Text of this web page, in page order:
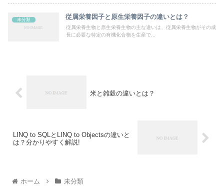
未分類 従属栄養因子と原生栄養因子の違いとは？
従属栄養生物と原生栄養生物の主な違いは、従属栄養生物がその成
長に必要な特定の有機化合物を生産で...
米と雑穀の違いとは？
LINQ to SQLとLINQ to Objectsの違いと
は？分かりやすく解説!
ホーム 未分類